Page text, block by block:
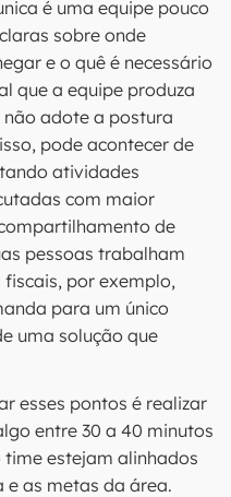
é uma equipe pouco
sobre onde
e o quê é necessário
que a equipe produza
não adote a postura
pode acontecer de
atividades
com maior
de
pessoas trabalham
por exemplo,
para um único
uma solução que
esses pontos é realizar
entre 30 a 40 minutos
estejam alinhados
as metas da área.